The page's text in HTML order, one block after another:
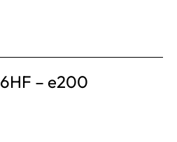
6HF – e200